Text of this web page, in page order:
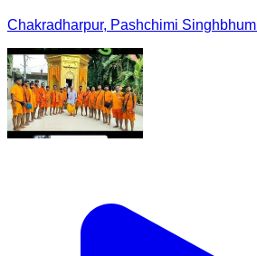
Chakradharpur, Pashchimi